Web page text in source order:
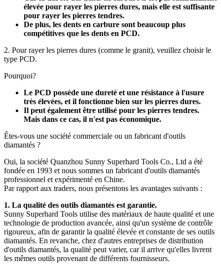
élevée pour rayer les pierres dures, mais elle est suffisante
pour rayer les pierres tendres.
De plus, les dents en carbure sont beaucoup plus
compétitives que les dents en PCD.
2. Pour rayer les pierres dures (comme le granit), veuillez choisir le
type PCD.
Pourquoi?
Le PCD possède une dureté et une résistance à l'usure
très élevées, et il fonctionne bien sur les pierres dures.
Il peut également être utilisé pour les pierres tendres.
Mais dans ce cas, il n'est pas économique.
Êtes-vous une société commerciale ou un fabricant d'outils
diamantés ?
Oui, la société Quanzhou Sunny Superhard Tools Co., Ltd a été
fondée en 1993 et ​​nous sommes un fabricant d'outils diamantés
professionnel et expérimenté en Chine.
Par rapport aux traders, nous présentons les avantages suivants :
1. La qualité des outils diamantés est garantie.
Sunny Superhard Tools utilise des matériaux de haute qualité et une
technologie de production avancée, ainsi qu'un système de contrôle
rigoureux, afin de garantir la qualité élevée et constante de ses outils
diamantés. En revanche, chez d'autres entreprises de distribution
d'outils diamantés, la qualité peut varier, car il arrive qu'elles livrent
les mêmes outils provenant de différents fournisseurs.